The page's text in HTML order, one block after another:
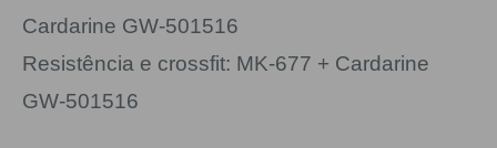
Cardarine GW-501516
Resistência e crossfit: MK-677 + Cardarine
GW-501516